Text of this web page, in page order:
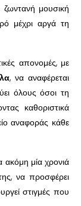
μουσική
μέχρι αργά τη
απονομές, με
, να αναφέρεται
όλους όσοι τη
καθοριστικά
αναφοράς κάθε
ακόμη μία χρονιά
να προσφέρει
στιγμές που